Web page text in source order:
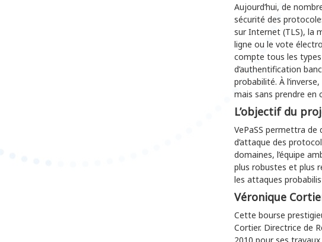
Aujourd’hui, de
sécurité des
sur Internet (TLS), la
ligne ou le vote
compte tous les
d’authentification
probabilité. À
mais sans prendre en
L’objectif du
VePaSS permettra de
d’attaque des
domaines, l’équipe
plus robustes et plus
les attaques
Véronique
Cette bourse
Cortier. Directrice de